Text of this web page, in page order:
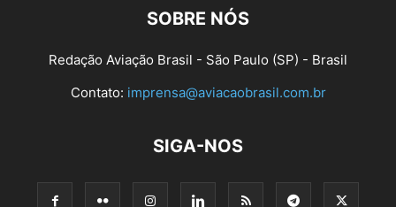
SOBRE NÓS
Redação Aviação Brasil - São Paulo (SP) - Brasil
Contato: imprensa@aviacaobrasil.com.br
SIGA-NOS